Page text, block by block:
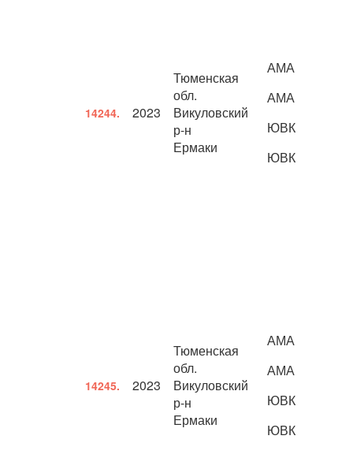
14244. 2023
Тюменская
обл.
Викуловский
р-н
Ермаки
АМА
АМА
ЮВК
ЮВК
14245. 2023
Тюменская
обл.
Викуловский
р-н
Ермаки
АМА
АМА
ЮВК
ЮВК